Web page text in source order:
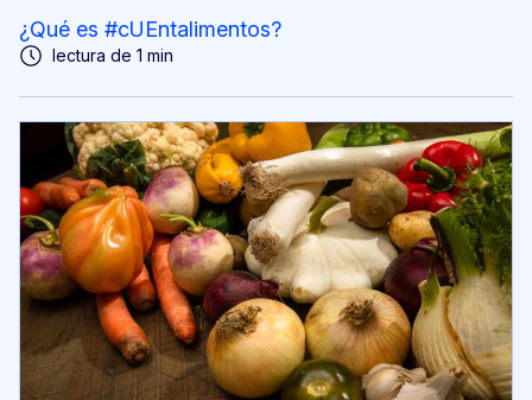
¿Qué es #cUEntalimentos?
lectura de 1 min